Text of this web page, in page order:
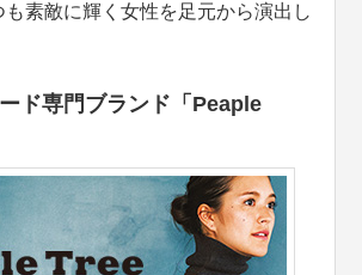
も素敵に輝く女性を足元から演出し
ド専門ブランド「Peaple